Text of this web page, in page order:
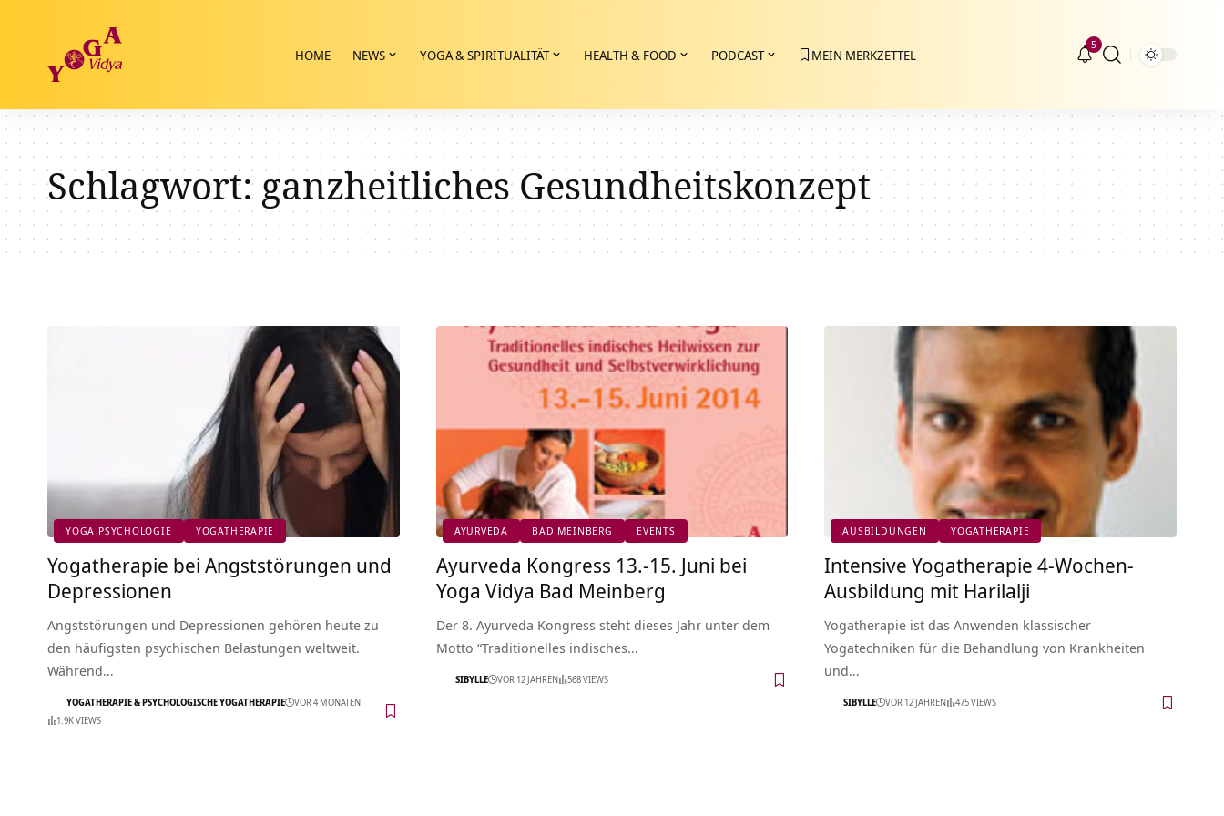
HOME NEWS YOGA & SPIRITUALITÄT HEALTH & FOOD PODCAST MEIN MERKZETTEL
5
Schlagwort: ganzheitliches Gesundheitskonzept
YOGA PSYCHOLOGIE YOGATHERAPIE
Yogatherapie bei Angststörungen und
Depressionen
Angststörungen und Depressionen gehören heute zu
den häufigsten psychischen Belastungen weltweit.
Während…
YOGATHERAPIE & PSYCHOLOGISCHE YOGATHERAPIE
VOR 4 MONATEN
1.9K VIEWS
AYURVEDA BAD MEINBERG EVENTS
Ayurveda Kongress 13.-15. Juni bei
Yoga Vidya Bad Meinberg
Der 8. Ayurveda Kongress steht dieses Jahr unter dem
Motto “Traditionelles indisches…
SIBYLLE VOR 12 JAHREN 568 VIEWS
AUSBILDUNGEN YOGATHERAPIE
Intensive Yogatherapie 4-Wochen-
Ausbildung mit Harilalji
Yogatherapie ist das Anwenden klassischer
Yogatechniken für die Behandlung von Krankheiten
und…
SIBYLLE VOR 12 JAHREN 475 VIEWS